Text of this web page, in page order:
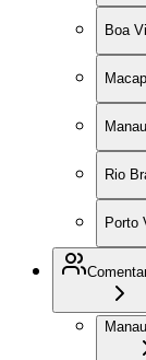
Boa
Rio
Porto